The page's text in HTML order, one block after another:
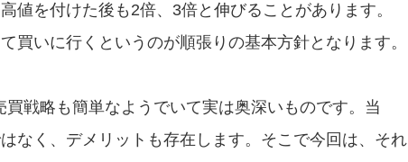
値を付けた後も2倍、3倍と伸びることがあります。
買いに行くというのが順張りの基本方針となります。
買戦略も簡単なようでいて実は奥深いものです。当
なく、デメリットも存在します。そこで今回は、それ